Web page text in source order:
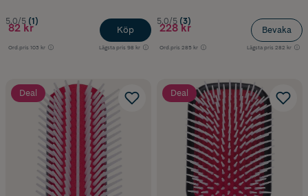
5.0/5 (1)
82 kr
Ord.pris 103 kr Lägsta pris 98 kr
Köp
5.0/5 (3)
228 kr
Ord.pris 285 kr Lägsta pris 282 kr
Bevaka
Deal Deal